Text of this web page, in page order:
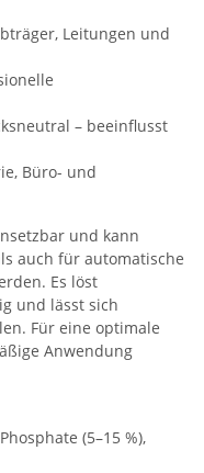
Leitungen und
– beeinflusst
Büro- und
und kann
auch für automatische
Es löst
und lässt sich
Für eine optimale
Anwendung
(5–15 %),